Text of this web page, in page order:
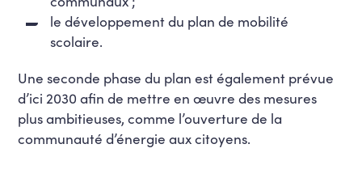
le développement du plan de mobilité
scolaire.
Une seconde phase du plan est également prévue
d’ici 2030 afin de mettre en œuvre des mesures
plus ambitieuses, comme l’ouverture de la
communauté d’énergie aux citoyens.